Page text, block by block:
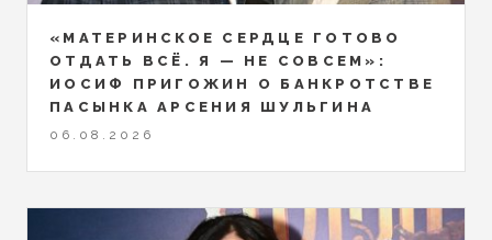
«МАТЕРИНСКОЕ СЕРДЦЕ ГОТОВО
ОТДАТЬ ВСЁ. Я — НЕ СОВСЕМ»:
ИОСИФ ПРИГОЖИН О БАНКРОТСТВЕ
ПАСЫНКА АРСЕНИЯ ШУЛЬГИНА
06.08.2026